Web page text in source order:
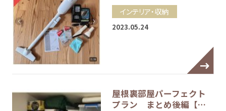
インテリア・収納
2023.05.24
屋根裏部屋パーフェクト
プラン まとめ後編【…